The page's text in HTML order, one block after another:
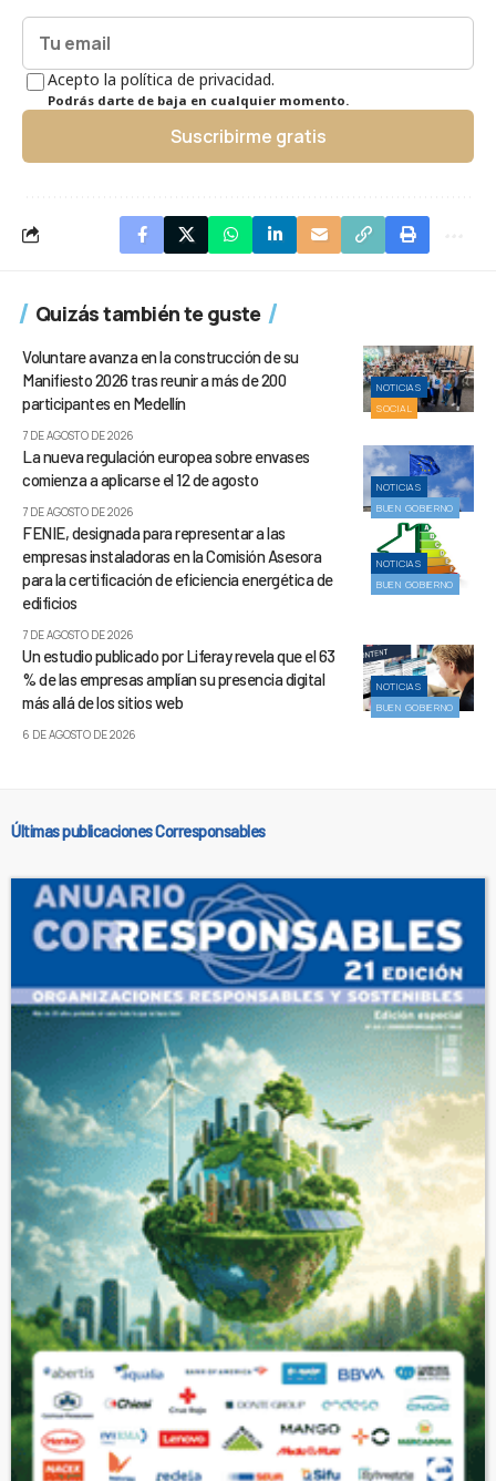
Acepto la política de privacidad.
Podrás darte de baja en cualquier momento.
Suscribirme gratis
Quizás también te guste
NOTICIAS
SOCIAL
Voluntare avanza en la construcción de su
Manifiesto 2026 tras reunir a más de 200
participantes en Medellín
7 DE AGOSTO DE 2026
NOTICIAS
BUEN GOBIERNO
La nueva regulación europea sobre envases
comienza a aplicarse el 12 de agosto
7 DE AGOSTO DE 2026
NOTICIAS
BUEN GOBIERNO
FENIE, designada para representar a las
empresas instaladoras en la Comisión Asesora
para la certificación de eficiencia energética de
edificios
7 DE AGOSTO DE 2026
NOTICIAS
BUEN GOBIERNO
Un estudio publicado por Liferay revela que el 63
% de las empresas amplían su presencia digital
más allá de los sitios web
6 DE AGOSTO DE 2026
Últimas publicaciones Corresponsables